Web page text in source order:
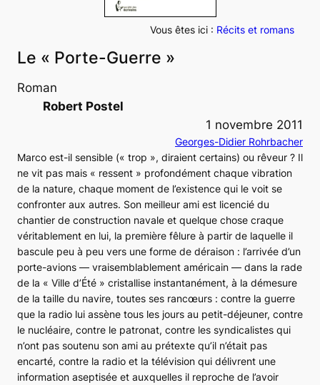
Vous êtes ici : Récits et romans
Le « Porte-Guerre »
Roman
Robert Postel
1 novembre 2011
Georges-Didier Rohrbacher
Marco est-il sensible (« trop », diraient certains) ou rêveur ? Il
ne vit pas mais « ressent » profondément chaque vibration
de la nature, chaque moment de l’existence qui le voit se
confronter aux autres. Son meilleur ami est licencié du
chantier de construction navale et quelque chose craque
véritablement en lui, la première fêlure à partir de laquelle il
bascule peu à peu vers une forme de déraison : l’arrivée d’un
porte-avions — vraisemblablement américain — dans la rade
de la « Ville d’Été » cristallise instantanément, à la démesure
de la taille du navire, toutes ses rancœurs : contre la guerre
que la radio lui assène tous les jours au petit-déjeuner, contre
le nucléaire, contre le patronat, contre les syndicalistes qui
n’ont pas soutenu son ami au prétexte qu’il n’était pas
encarté, contre la radio et la télévision qui délivrent une
information aseptisée et auxquelles il reproche de l’avoir